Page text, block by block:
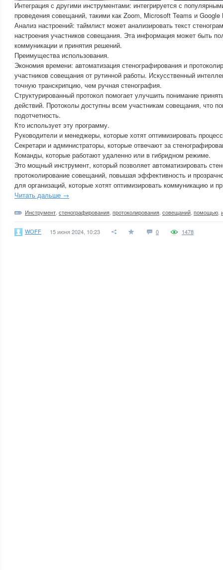
Интеграция с другими инструментами: интегрируется с
проведения совещаний, такими как Zoom, Microsoft Teams и Google
Анализ настроений: таймлист может анализировать текст
настроения участников совещания. Эта информация может быть
коммуникации и принятия решений.
Преимущества использования.
Экономия времени: автоматизация стенографирования и
участников совещания от рутинной работы. Искусственный
точную транскрипцию, чем ручная стенография.
Структурированный протокол помогает улучшить понимание
действий. Протоколы доступны всем участникам совещания, что
подотчетность.
Кто использует эту программу.
Руководители и менеджеры, которые хотят оптимизировать
Секретари и администраторы, которые отвечают за
Команды, которые работают удаленно или в гибридном режиме.
Это мощный инструмент, который позволяет автоматизировать
протоколирование совещаний, повышая эффективность и
для организаций, которые хотят оптимизировать коммуникацию и
Читать дальше →
Инструмент стенографирования протоколирования совещаний помощью
WOFF 15 июня 2024, 10:23 0 1478